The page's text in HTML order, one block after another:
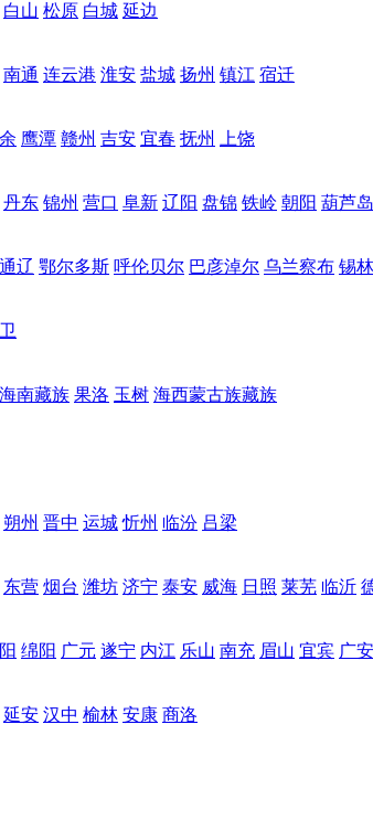
白山 松原 白城 延边
南通 连云港 淮安 盐城 扬州 镇江 宿迁
鹰潭 赣州 吉安 宜春 抚州 上饶
丹东 锦州 营口 阜新 辽阳 盘锦 铁岭 朝阳 葫芦岛
通辽 鄂尔多斯 呼伦贝尔 巴彦淖尔 乌兰察布 锡
海南藏族 果洛 玉树 海西蒙古族藏族
朔州 晋中 运城 忻州 临汾 吕梁
东营 烟台 潍坊 济宁 泰安 威海 日照 莱芜 临沂
绵阳 广元 遂宁 内江 乐山 南充 眉山 宜宾 广安
延安 汉中 榆林 安康 商洛